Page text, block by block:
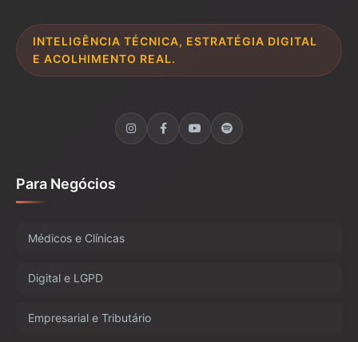
INTELIGÊNCIA TÉCNICA, ESTRATÉGIA DIGITAL
E ACOLHIMENTO REAL.
Para Negócios
Médicos e Clínicas
Digital e LGPD
Empresarial e Tributário